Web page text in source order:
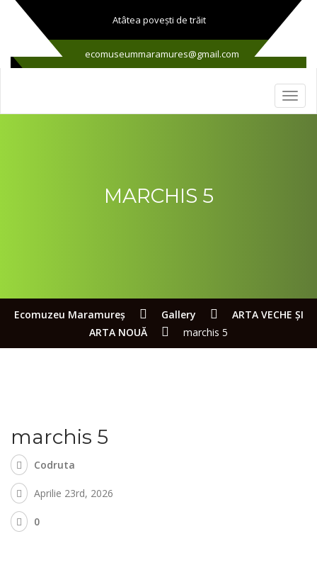
Atâtea poveşti de trăit
ecomuseummaramures@gmail.com
MARCHIS 5
Ecomuzeu Maramureş Gallery
ARTA VECHE ŞI
ARTA NOUĂ
marchis 5
marchis 5
Codruta
Aprilie 23rd, 2026
0